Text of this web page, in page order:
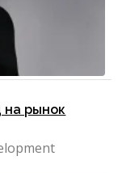
на рынок